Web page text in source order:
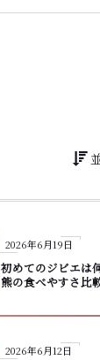
2026年6月19日
初めてのジビエは
熊の食べやすさ比
2026年6月12日